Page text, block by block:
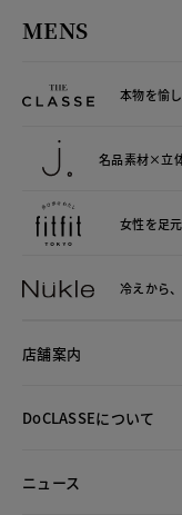
MENS
本物を愉
名品素材×立
女性を足
冷えから、
店舗案内
DoCLASSEについて
ニュース